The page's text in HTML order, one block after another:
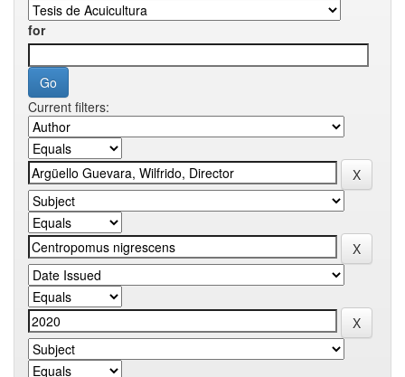
for
Current filters: